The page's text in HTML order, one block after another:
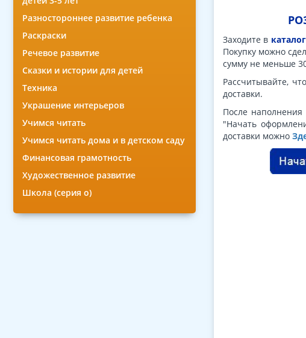
Разностороннее развитие ребенка
Раскраски
Речевое развитие
Сказки и истории для детей
Техника
Украшение интерьеров
Учимся читать
Учимся читать дома и в детском саду
Финансовая грамотность
Художественное развитие
Школа (серия о)
Заходите в
Покупку можно
сумму не меньше
Рассчитывайте,
доставки.
После
"Начать
доставки можно